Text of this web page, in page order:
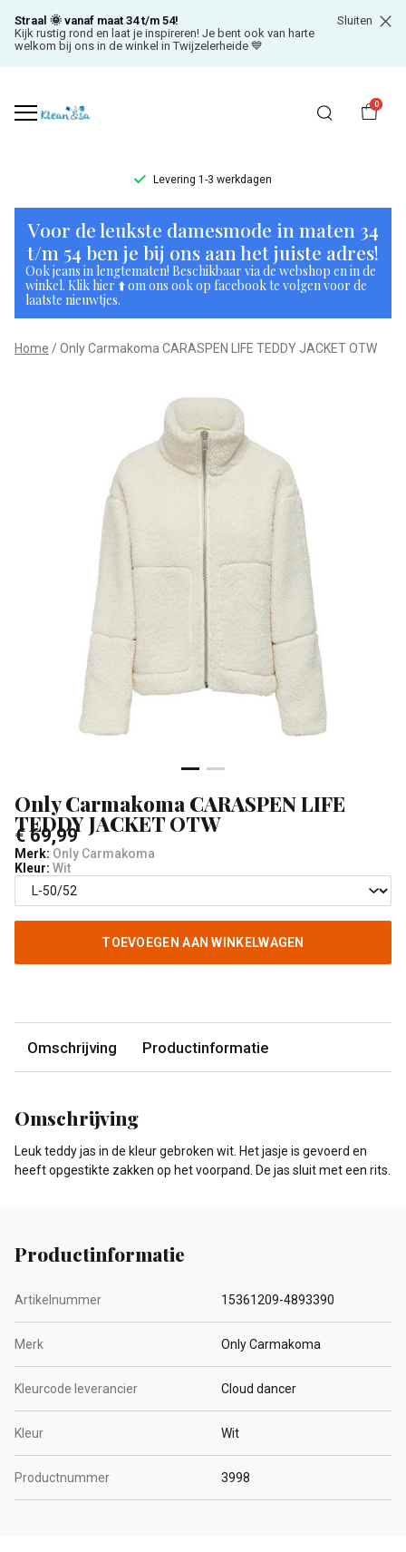
Straal 🌞 vanaf maat 34 t/m 54!
Kijk rustig rond en laat je inspireren! Je bent ook van harte
welkom bij ons in de winkel in Twijzelerheide 💙
Sluiten
0
Levering 1-3 werkdagen
Only
Carmakoma
CARASPEN
LIFE
TEDDY
Voor de leukste damesmode in maten 34
t/m 54 ben je bij ons aan het juiste adres!
Ook jeans in lengtematen! Beschikbaar via de webshop en in de
winkel. Klik hier ⬆️ om ons ook op facebook te volgen voor de
laatste nieuwtjes.
Home Only Carmakoma CARASPEN LIFE TEDDY JACKET OTW
Only Carmakoma CARASPEN LIFE
TEDDY JACKET OTW
€ 69,99
Merk: Only Carmakoma
Kleur: Wit
TOEVOEGEN AAN WINKELWAGEN
Omschrijving Productinformatie
Omschrijving
Leuk teddy jas in de kleur gebroken wit. Het jasje is gevoerd en
heeft opgestikte zakken op het voorpand. De jas sluit met een rits.
Productinformatie
Artikelnummer 15361209-4893390
Merk Only Carmakoma
Kleurcode leverancier Cloud dancer
Kleur Wit
Productnummer 3998